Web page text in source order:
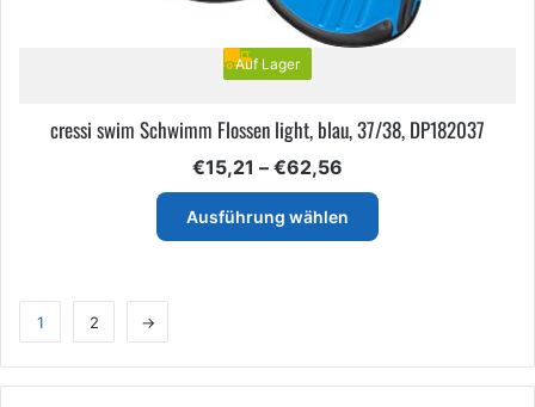
Auf Lager
cressi swim Schwimm Flossen light, blau, 37/38, DP182037
€15,21 – €62,56
€15,21
bis
€62,56
Ausführung wählen
Dieses
Produkt
1 2 →